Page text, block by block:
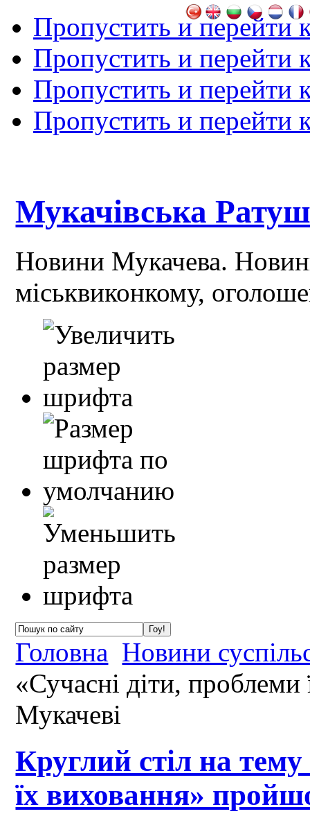
Пропустить и перейти
Пропустить и перейти
Пропустить и перейти
Пропустить и перейти
Мукачівська
Новини Мукачева.
міськвиконкому,
Головна Новини
«Сучасні діти,
Мукачеві
Круглий стіл на
їх виховання»